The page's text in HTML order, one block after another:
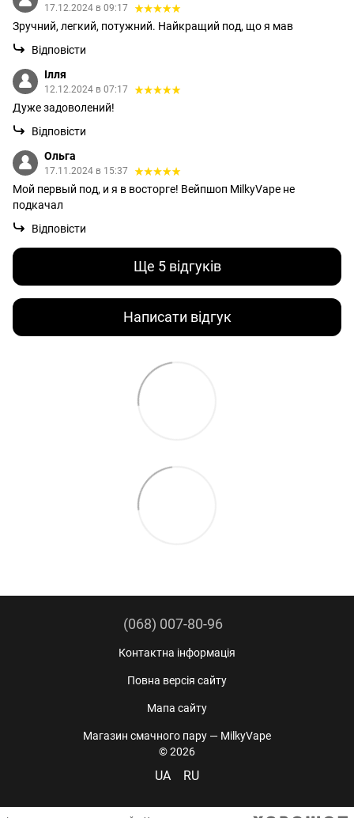
17.12.2024 в 09:17
Зручний, легкий, потужний. Найкращий под, що я мав
Відповісти
Ілля
12.12.2024 в 07:17
Дуже задоволений!
Відповісти
Ольга
17.11.2024 в 15:37
Мой первый под, и я в восторге! Вейпшоп MilkyVape не
подкачал
Відповісти
Ще 5 відгуків
Написати відгук
(068) 007-80-96
Контактна інформація
Повна версія сайту
Мапа сайту
Магазин смачного пару — MilkyVape
© 2026
UA RU